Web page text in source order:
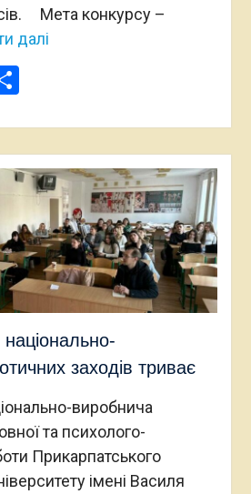
Мета конкурсу –
далі
Поділитися
заходів триває
виробнича
та психолого-
Прикарпатського
імені Василя